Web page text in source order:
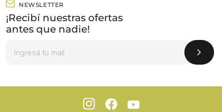
NEWSLETTER
¡Recibí nuestras ofertas
antes que nadie!